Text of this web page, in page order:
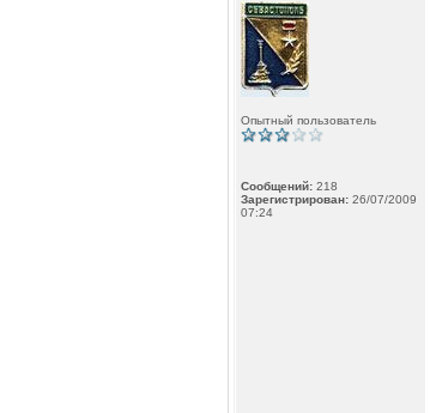
Опытный пользователь
Сообщений: 218
Зарегистрирован: 26/07/2009
07:24